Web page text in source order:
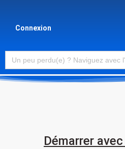
Connexion
Search
for:
Démarrer